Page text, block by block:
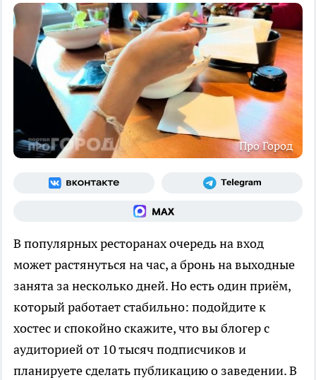
Про Город
В популярных ресторанах очередь на вход
может растянуться на час, а бронь на выходные
занята за несколько дней. Но есть один приём,
который работает стабильно: подойдите к
хостес и спокойно скажите, что вы блогер с
аудиторией от 10 тысяч подписчиков и
планируете сделать публикацию о заведении. В